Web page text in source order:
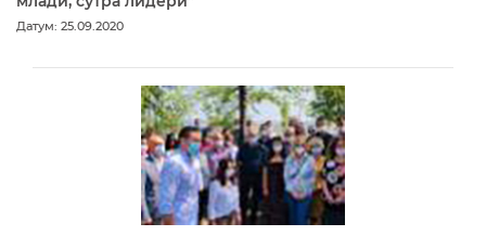
Датум: 25.09.2020